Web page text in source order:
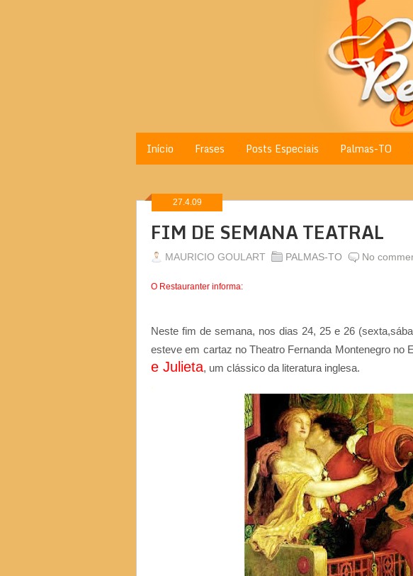
Início Frases Posts Especiais Palmas-TO
27.4.09
FIM DE SEMANA TEATRAL
MAURICIO GOULART PALMAS-TO No
O Restauranter informa:
Neste fim de semana, nos dias 24, 25 e 26
esteve em cartaz no Theatro Fernanda Montenegro no
e Julieta, um clássico da literatura inglesa.
.